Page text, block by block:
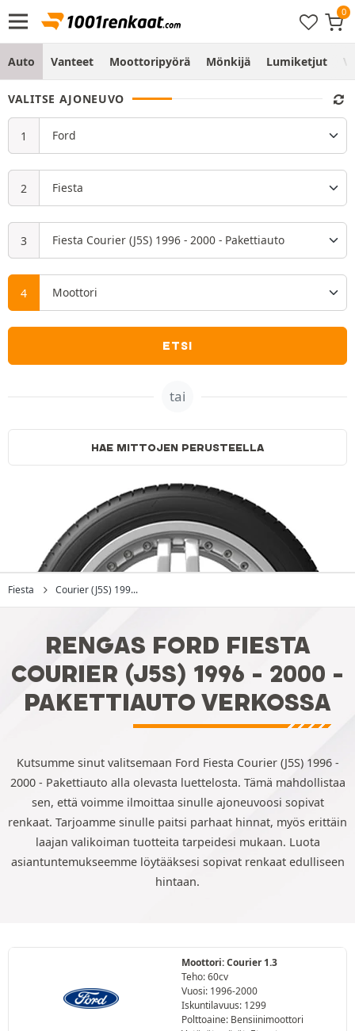
Auto Vanteet Moottoripyörä Mönkijä Lumiketjut
VALITSE AJONEUVO
ETSI
tai
HAE MITTOJEN PERUSTEELLA
Fiesta Courier (J5S) 199...
RENGAS FORD FIESTA
COURIER (J5S) 1996 - 2000 -
PAKETTIAUTO VERKOSSA
Kutsumme sinut valitsemaan Ford Fiesta Courier (J5S) 1996 -
2000 - Pakettiauto alla olevasta luettelosta. Tämä mahdollistaa
sen, että voimme ilmoittaa sinulle ajoneuvoosi sopivat
renkaat. Tarjoamme sinulle paitsi parhaat hinnat, myös erittäin
laajan valikoiman tuotteita tarpeidesi mukaan. Luota
asiantuntemukseemme löytääksesi sopivat renkaat edulliseen
hintaan.
Moottori: Courier 1.3
Teho: 60cv
Vuosi: 1996-2000
Iskuntilavuus: 1299
Polttoaine: Bensiinimoottori